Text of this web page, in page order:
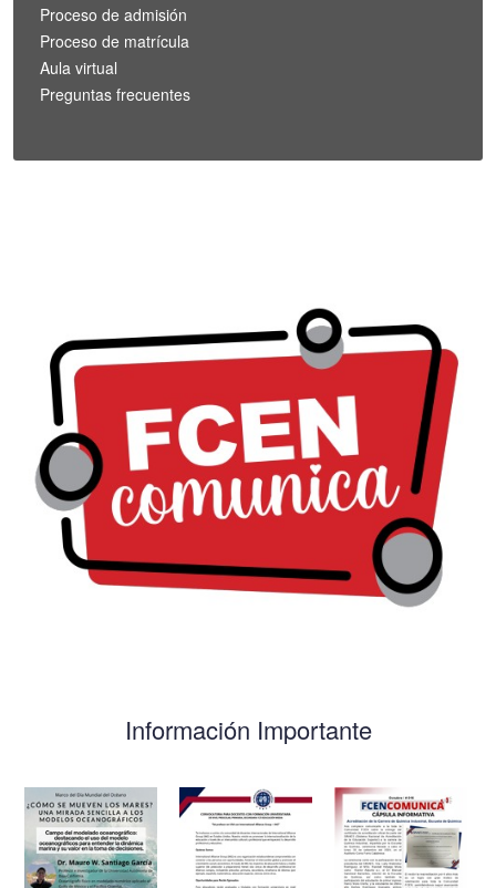
Proceso de admisión
Proceso de matrícula
Aula virtual
Preguntas frecuentes
Información Importante